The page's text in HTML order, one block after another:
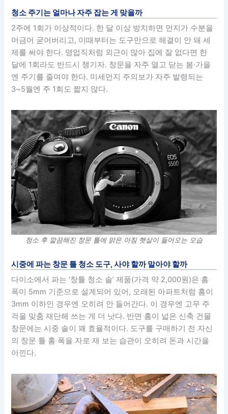
청소 주기는 얼마나 자주 잡는 게 맞을까
2주에 1회가 이상적이다. 한 달 이상 방치하면 먼지가 수분을
머금어 굳어버리고, 이때부터는 도구만으로 해결이 안 돼 세
제를 써야 한다. 영업직처럼 외근이 많아 집에 잘 없다면 한
달에 1회라도 반드시 챙기자. 창문을 자주 열고 닫는 봄·가을
엔 주기를 줄여야 한다. 미세먼지 주의보가 자주 발령되는
3~5월엔 주 1회도 짧지 않다.
청소 후 깔끔해진 창문 틀에 맑은 아침 햇살이 들어오는 모습
시중에 파는 창문 틀 청소 도구, 사야 할까 말아야 할까
다이소에서 파는 ‘창틀 청소 솔’ 제품(가격 약 2,000원)은 홈
폭이 5mm 기준으로 설계되어 있어, 오래된 아파트처럼 홈이
3mm 이하인 경우엔 오히려 안 들어간다. 이 경우엔 고무 주
걱을 맞춤 재단해 쓰는 게 더 낫다. 반면 홈이 넓은 신축 건물
창문에는 시중 솔이 꽤 효율적이다. 도구를 구매하기 전 자신
의 창문 틀 홈 폭을 자로 재 보는 습관이 오히려 돈과 시간을
아낀다.